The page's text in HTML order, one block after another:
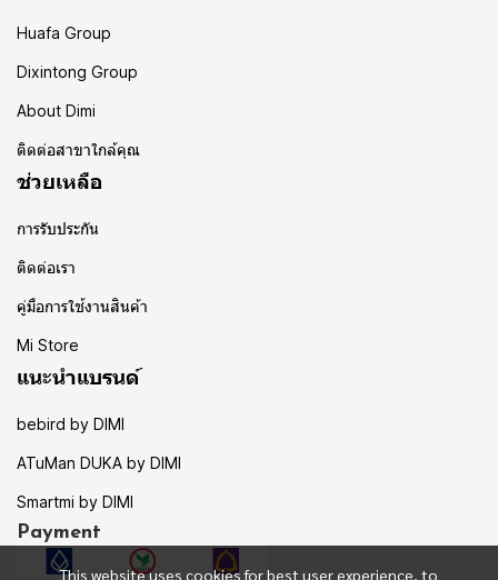
This website uses cookies for best user experience, to
Huafa Group
Dixintong Group
About Dimi
ติดต่อสาขาใกล้คุณ
ช่วยเหลือ
การรับประกัน
ติดต่อเรา
คู่มือการใช้งานสินค้า
Mi Store
แนะนำแบรนด์
bebird by DIMI
ATuMan DUKA by DIMI
Smartmi by DIMI
Payment